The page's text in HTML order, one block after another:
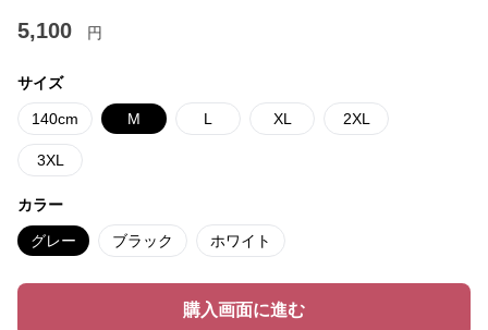
5,100 円
サイズ
140cm M L XL 2XL
3XL
カラー
グレー ブラック ホワイト
購入画面に進む